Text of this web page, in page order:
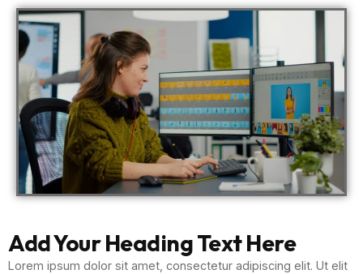
Add Your Heading Text Here
Lorem ipsum dolor sit amet, consectetur adipiscing elit. Ut elit